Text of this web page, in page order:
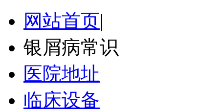
网站首页|
银屑病常识
医院地址
临床设备